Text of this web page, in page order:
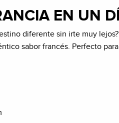
EN UN
diferente sin irte muy
sabor francés. Perfecto